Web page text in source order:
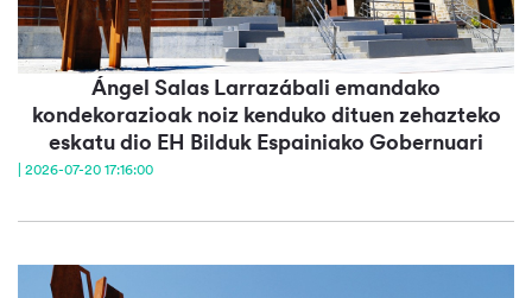
Ángel Salas Larrazábali emandako
kondekorazioak noiz kenduko dituen zehazteko
eskatu dio EH Bilduk Espainiako Gobernuari
| 2026-07-20 17:16:00